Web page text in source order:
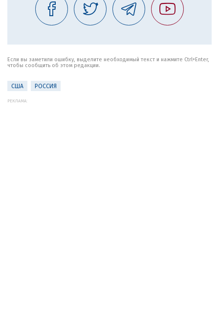
Если вы заметили ошибку, выделите необходимый текст и нажмите Ctrl+Enter,
чтобы сообщить об этом редакции.
США РОССИЯ
РЕКЛАМА: